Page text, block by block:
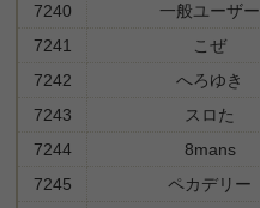
7240
一般ユーザー
7241
こぜ
7242
へろゆき
7243
スロた
7244
8mans
7245
ペカデリー